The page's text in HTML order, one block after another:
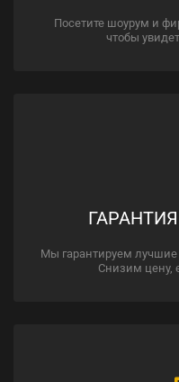
Посетите шоурум и
чтобы
Мы гарантируем
Снизим цену,